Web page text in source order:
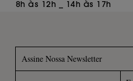
8h às 12h _ 14h às 17h
Assine Nossa Newsletter